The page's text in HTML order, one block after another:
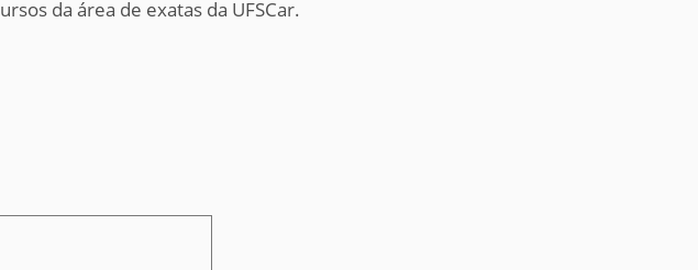
da área de exatas da UFSCar.